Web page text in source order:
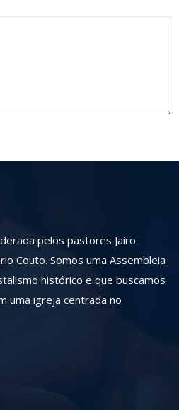
pelos pastores Jairo
Couto. Somos uma Assembleia
histórico e que buscamos
uma igreja centrada no